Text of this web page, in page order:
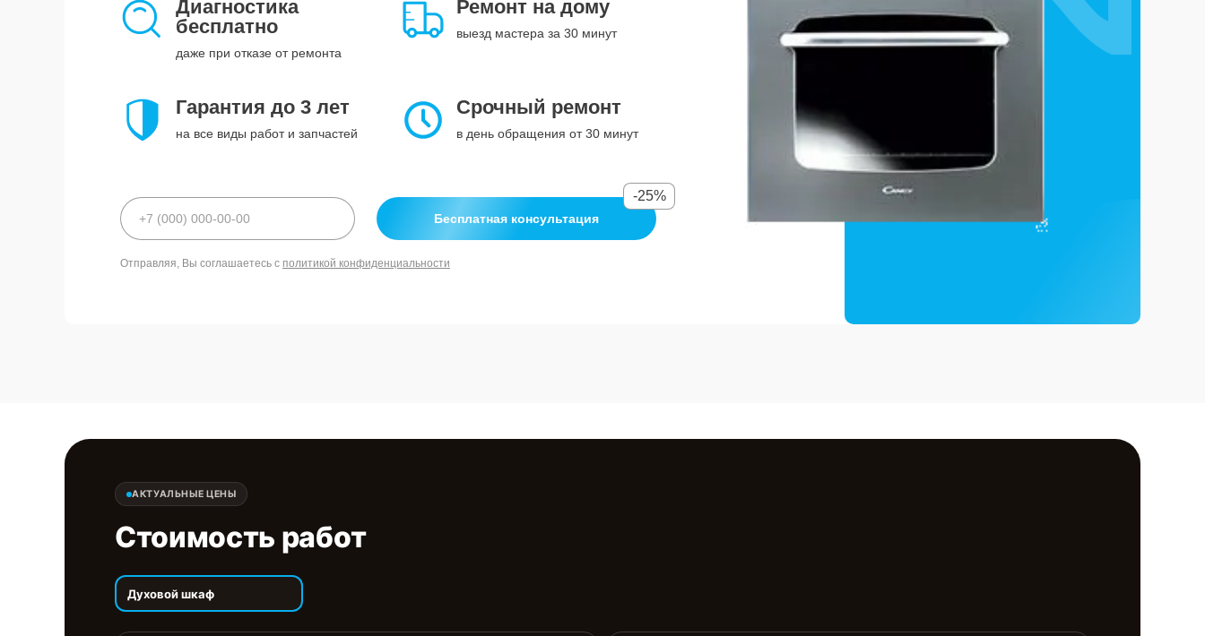
Диагностика
бесплатно
даже при отказе от ремонта
Ремонт на дому
выезд мастера за 30 минут
Гарантия до 3 лет
на все виды работ и запчастей
Срочный ремонт
в день обращения от 30 минут
Бесплатная консультация
-25%
Отправляя, Вы соглашаетесь с политикой конфиденциальности
АКТУАЛЬНЫЕ ЦЕНЫ
Стоимость работ
Духовой шкаф